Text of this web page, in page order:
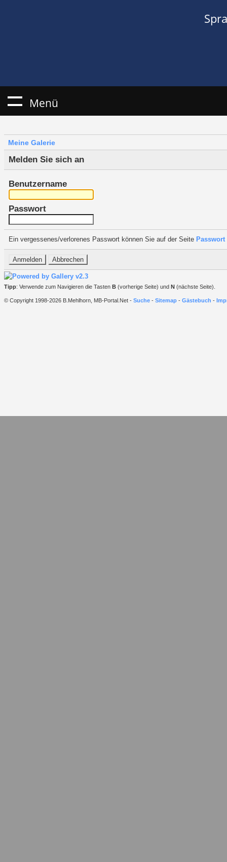
Menü
Meine Galerie
Melden Sie sich an
Benutzername
Passwort
Ein vergessenes/verlorenes Passwort können Sie auf der Seite
Tipp: Verwende zum Navigieren die Tasten B (vorherige Seite) und N (nächste Seite).
© Copyright 1998-2026 B.Mehlhorn, MB-Portal.Net - Suche - Sitemap - Gästebuch -